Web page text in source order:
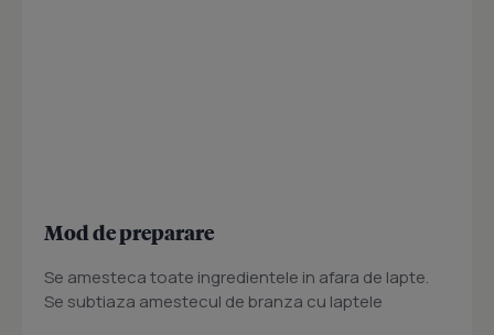
Mod de preparare
Se amesteca toate ingredientele in afara de lapte.
Se subtiaza amestecul de branza cu laptele